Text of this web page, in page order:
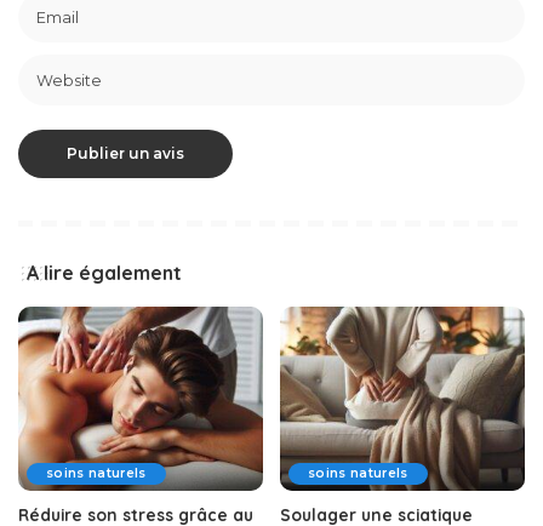
A lire également
soins naturels
Réduire son stress grâce au
soins naturels
Soulager une sciatique